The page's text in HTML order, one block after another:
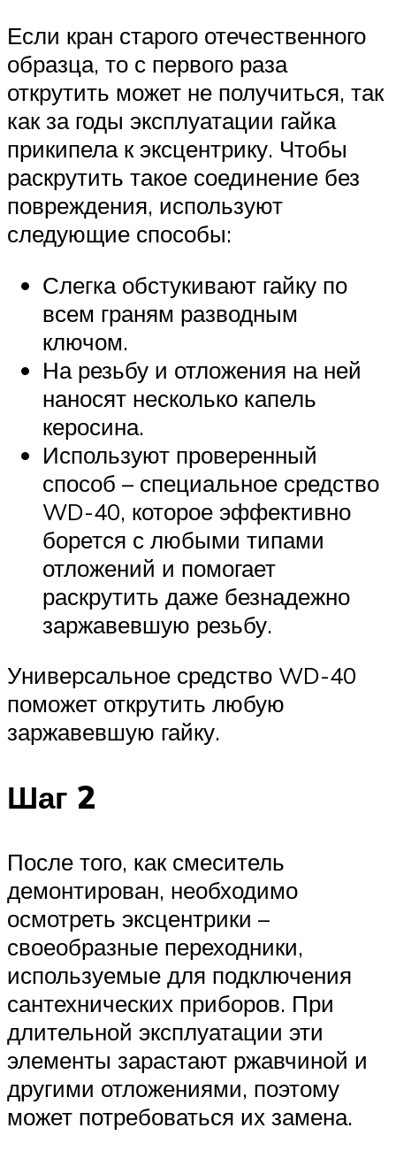
Если кран старого отечественного
образца, то с первого раза
открутить может не получиться, так
как за годы эксплуатации гайка
прикипела к эксцентрику. Чтобы
раскрутить такое соединение без
повреждения, используют
следующие способы:
Слегка обстукивают гайку по
всем граням разводным
ключом.
На резьбу и отложения на ней
наносят несколько капель
керосина.
Используют проверенный
способ – специальное средство
WD-40, которое эффективно
борется с любыми типами
отложений и помогает
раскрутить даже безнадежно
заржавевшую резьбу.
Универсальное средство WD-40
поможет открутить любую
заржавевшую гайку.
Шаг 2
После того, как смеситель
демонтирован, необходимо
осмотреть эксцентрики –
своеобразные переходники,
используемые для подключения
сантехнических приборов. При
длительной эксплуатации эти
элементы зарастают ржавчиной и
другими отложениями, поэтому
может потребоваться их замена.